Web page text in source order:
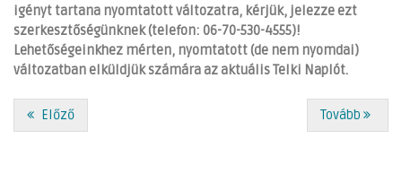
igényt tartana nyomtatott változatra, kérjük, jelezze ezt
szerkesztőségünknek (telefon: 06-70-530-4555)!
Lehetőségeinkhez mérten, nyomtatott (de nem nyomdai)
változatban elküldjük számára az aktuális Telki Naplót.
Előző Tovább